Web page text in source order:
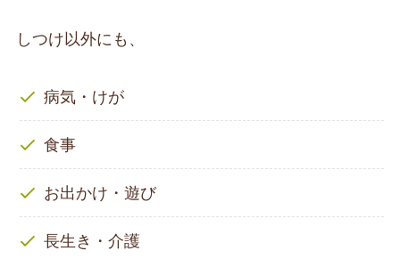
しつけ以外にも、
病気・けが
食事
お出かけ・遊び
長生き・介護